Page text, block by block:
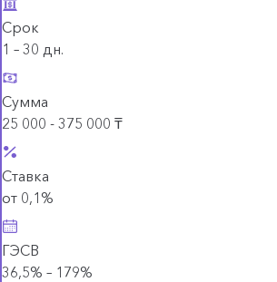
Срок
1 – 30 дн.
Сумма
25 000 - 375 000 ₸
Ставка
от 0,1%
ГЭСВ
36,5% – 179%